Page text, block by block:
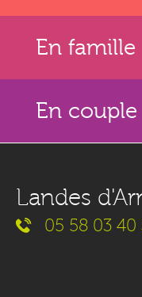
En famille
En couple
Landes
05 58 03 40